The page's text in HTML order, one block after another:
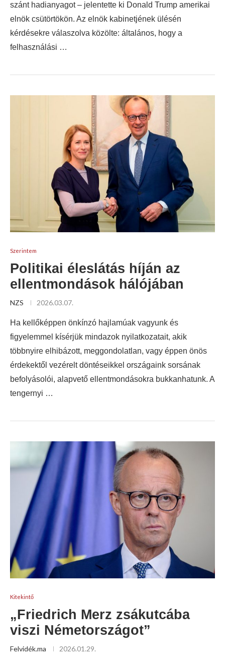
szánt hadianyagot – jelentette ki Donald Trump amerikai
elnök csütörtökön. Az elnök kabinetjének ülésén
kérdésekre válaszolva közölte: általános, hogy a
felhasználási …
Szerintem
Politikai éleslátás híján az
ellentmondások hálójában
NZS 2026.03.07.
Ha kellőképpen önkínzó hajlamúak vagyunk és
figyelemmel kísérjük mindazok nyilatkozatait, akik
többnyire elhibázott, meggondolatlan, vagy éppen önös
érdekektől vezérelt döntéseikkel országaink sorsának
befolyásolói, alapvető ellentmondásokra bukkanhatunk. A
tengernyi …
Kitekintő
„Friedrich Merz zsákutcába
viszi Németországot”
Felvidék.ma 2026.01.29.